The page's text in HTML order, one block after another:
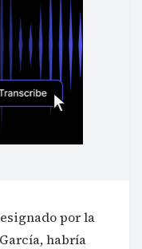
por la
habría